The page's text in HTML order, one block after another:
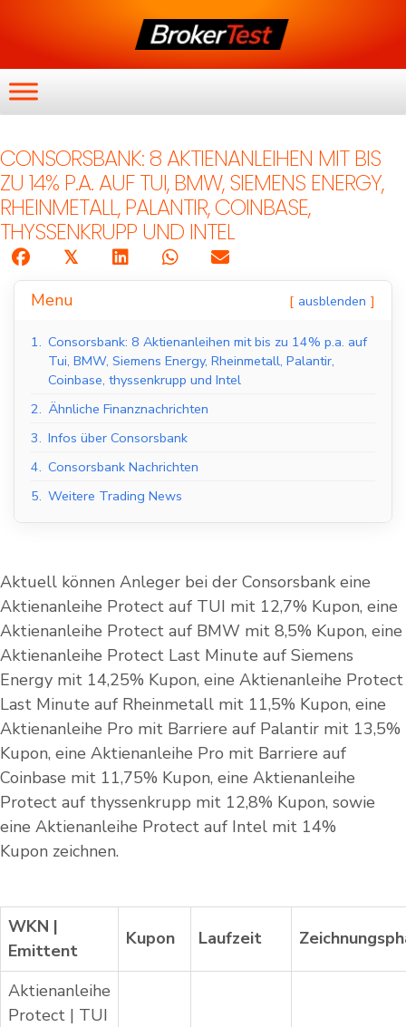
CONSORSBANK: 8 AKTIENANLEIHEN MIT BIS
ZU 14% P.A. AUF TUI, BMW, SIEMENS ENERGY,
RHEINMETALL, PALANTIR, COINBASE,
THYSSENKRUPP UND INTEL
𝕏
Menu ausblenden
1. Consorsbank: 8 Aktienanleihen mit bis zu 14% p.a. auf
Tui, BMW, Siemens Energy, Rheinmetall, Palantir,
Coinbase, thyssenkrupp und Intel
2. Ähnliche Finanznachrichten
3. Infos über Consorsbank
4. Consorsbank Nachrichten
5. Weitere Trading News
Aktuell können Anleger bei der Consorsbank eine
Aktienanleihe Protect auf TUI mit 12,7% Kupon, eine
Aktienanleihe Protect auf BMW mit 8,5% Kupon, eine
Aktienanleihe Protect Last Minute auf Siemens
Energy mit 14,25% Kupon, eine Aktienanleihe Protect
Last Minute auf Rheinmetall mit 11,5% Kupon, eine
Aktienanleihe Pro mit Barriere auf Palantir mit 13,5%
Kupon, eine Aktienanleihe Pro mit Barriere auf
Coinbase mit 11,75% Kupon, eine Aktienanleihe
Protect auf thyssenkrupp mit 12,8% Kupon, sowie
eine Aktienanleihe Protect auf Intel mit 14%
Kupon zeichnen.
WKN |
Emittent
Kupon Laufzeit
Aktienanleihe
Protect | TUI